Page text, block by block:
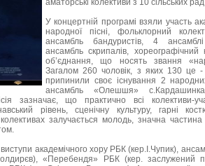
аматорські колективи з 10 сільських
У концертній програмі взяли участь
народної пісні, фольклорний
ансамбль бандуристів, 4
ансамбль скрипалів,
об’єднання, що носять звання
Загалом 260 чоловік, з яких 130 це -
припинили своє існування 2
ансамбль «Олешшя»
зазначає, що практично всі колективи-
рівень, сценічну культуру, гарні
залучається молодь, значна частина
академічного хору РБК (кер.І.Чупик),
«Перебендя» РБК (кер. заслужений